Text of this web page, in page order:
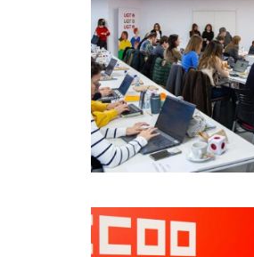
Vidas precarias